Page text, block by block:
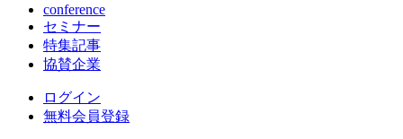
conference
セミナー
特集記事
協賛企業
ログイン
無料会員登録